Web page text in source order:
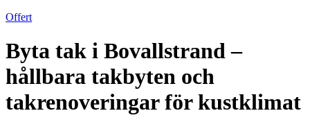
Offert
Byta tak i Bovallstrand –
hållbara takbyten och
takrenoveringar för kustklimat